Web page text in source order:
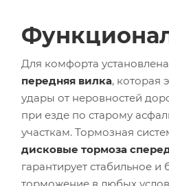
Для комфорта установлена
передняя вилка, которая
удары от неровностей
при езде по старому
участкам. Тормозная
дисковые тормоза
гарантирует стабильное и